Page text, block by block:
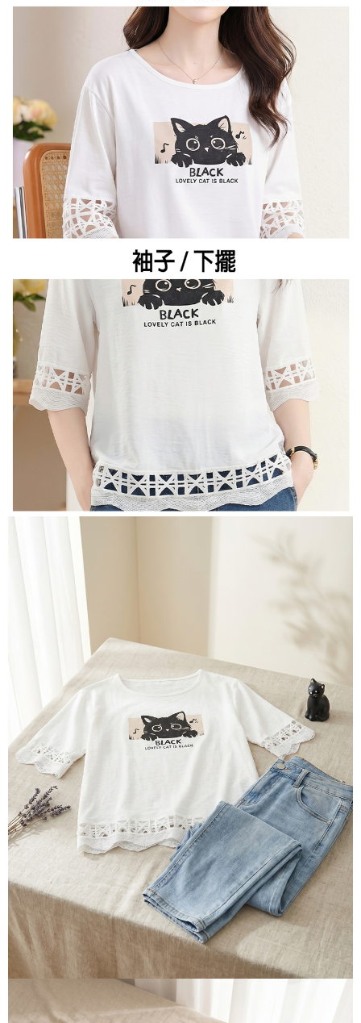
時審查核予不同之上限額度；若仍有額度不足之情形，本公司將視審查結果
請求用戶進行身份認證。
５．嚴禁一人註冊多個帳號或使用他人資訊註冊。若發現惡意使用之情形，
恩沛科技股份有限公司將有權停止該用戶之使用額度並採取法律行動。
離島-郵局寄送
每筆NT$90，滿NT$699(含以上)免運費